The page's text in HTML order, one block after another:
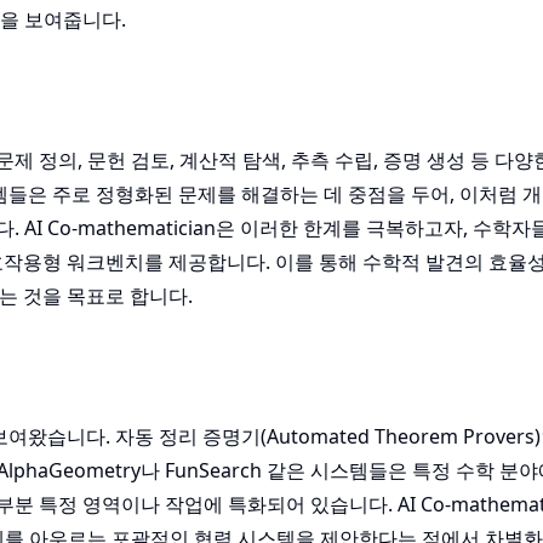
보여줍니다.
정의, 문헌 검토, 계산적 탐색, 추측 수립, 증명 생성 등 다양
은 주로 정형화된 문제를 해결하는 데 중점을 두어, 이처럼
. AI Co-mathematician은 이러한 한계를 극복하고자, 수학자
용형 워크벤치를 제공합니다. 이를 통해 수학적 발견의 효율
것을 목표로 합니다.
여왔습니다. 자동 정리 증명기(Automated Theorem
나 FunSearch 같은 시스템들은 특정 수학 분
분 특정 영역이나 작업에 특화되어 있습니다. AI Co-